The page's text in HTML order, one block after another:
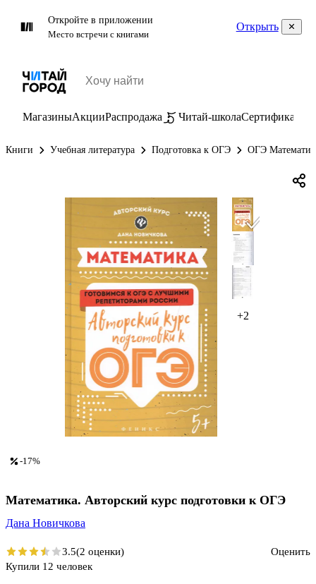
Откройте в приложении
Место встречи с книгами
Открыть
МагазиныАкцииРаспродажа Читай-школаСертификаты
Книги Учебная литература Подготовка к ОГЭ ОГЭ
+2
-17%
Математика. Авторский курс подготовки к ОГЭ
Дана Новичкова
3.5(2 оценки)
Оценить
Купили 12 человек